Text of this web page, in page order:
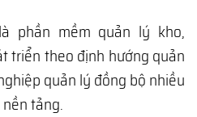
phần mềm quản lý kho,
triển theo định hướng quản
quản lý đồng bộ nhiều
tảng.